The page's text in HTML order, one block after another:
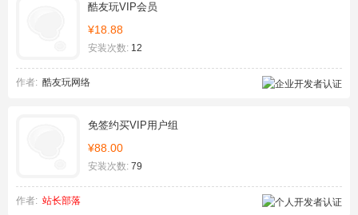
酷友玩VIP会员
¥18.88
安装次数: 12
作者: 酷友玩网络
免签约买VIP用户组
¥88.00
安装次数: 79
作者: 站长部落